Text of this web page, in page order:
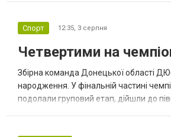
Спорт 12:35, 3 серпня
Четвертими на
Збірна команда Донецької області
народження. У фінальній частині
подолали груповий етап, дійшли до